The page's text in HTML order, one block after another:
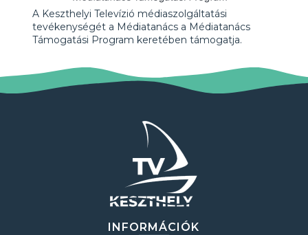
A Keszthelyi Televízió médiaszolgáltatási
tevékenységét a Médiatanács a Médiatanács
Támogatási Program keretében támogatja.
INFORMÁCIÓK